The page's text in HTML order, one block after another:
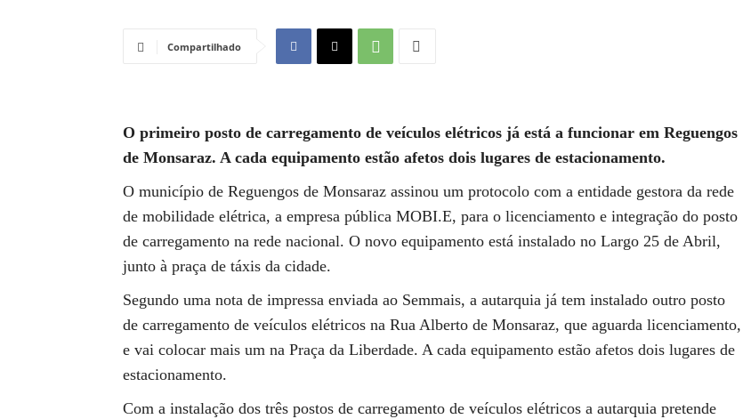
Compartilhado
O primeiro posto de carregamento de veículos elétricos já está a funcionar em Reguengos
de Monsaraz. A cada equipamento estão afetos dois lugares de estacionamento.
O município de Reguengos de Monsaraz assinou um protocolo com a entidade gestora da rede
de mobilidade elétrica, a empresa pública MOBI.E, para o licenciamento e integração do posto
de carregamento na rede nacional. O novo equipamento está instalado no Largo 25 de Abril,
junto à praça de táxis da cidade.
Segundo uma nota de impressa enviada ao Semmais, a autarquia já tem instalado outro posto
de carregamento de veículos elétricos na Rua Alberto de Monsaraz, que aguarda licenciamento,
e vai colocar mais um na Praça da Liberdade. A cada equipamento estão afetos dois lugares de
estacionamento.
Com a instalação dos três postos de carregamento de veículos elétricos a autarquia pretende